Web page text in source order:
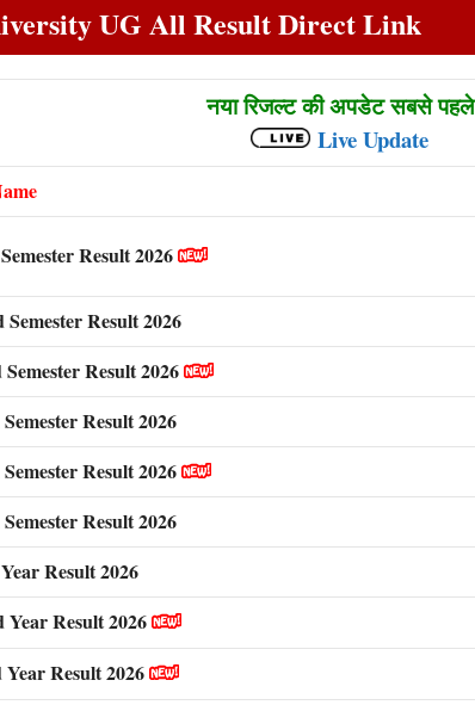
UG All Result Direct Link
नया रिजल्ट की अपडेट सबसे पहले
Live Update
Result 2026
Result 2026
Result 2026
Result 2026
Result 2026
Result 2026
Result 2026
Result 2026
Result 2026